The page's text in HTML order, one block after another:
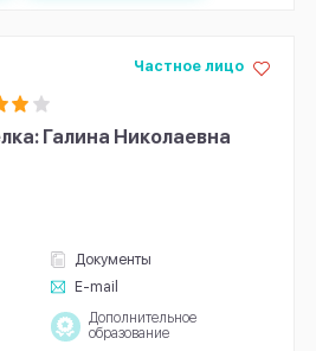
Галина Николаевна
Документы
E-mail
Частное лицо
Дополнительное
образование